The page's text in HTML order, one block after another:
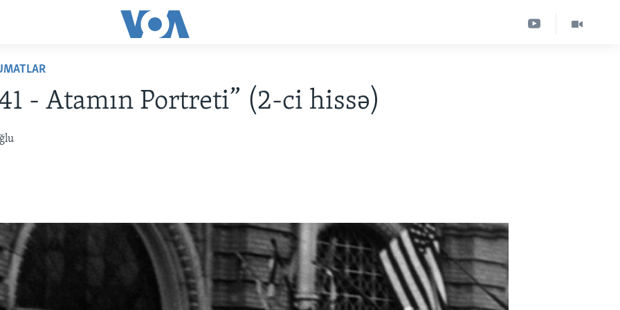
- Atamın Portreti” (2-ci hissə)